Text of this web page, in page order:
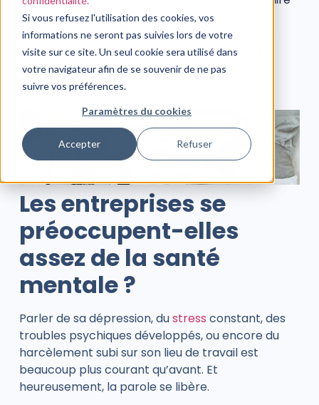
Si vous refusez l'utilisation des cookies, vos
informations ne seront pas suivies lors de votre
visite sur ce site. Un seul cookie sera utilisé dans
votre navigateur afin de se souvenir de ne pas
suivre vos préférences.
Paramètres du cookies
Accepter Refuser
pour les entreprises. En 2021, 2 millions de
travailleurs français étaient en burn-out. La
souffrance au travail progresse même si la loi
impose des obligations en matière de santé
mentale. Il reste donc encore du chemin à
parcourir
Les entreprises se
préoccupent-elles
assez de la santé
mentale ?
Parler de sadépression, dustress constant, des
troubles psychiques développés, ou encore du
harcèlement subi sur son lieu de travail est
beaucoup plus courant qu’avant. Et
heureusement, la parole se libère.